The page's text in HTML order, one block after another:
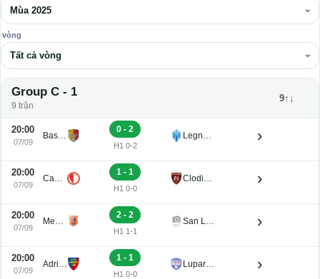
Mùa 2025
vòng
Tất cả vòng
Group C - 1
9 trận
9↑↓
20:00
07/09
Bassano Virtus
0 - 2
H1 0-2
Legnago Salus ›
20:00
07/09
Campodarsego
1 - 1
H1 0-0
Clodiense ›
20:00
07/09
Mestre
2 - 2
H1 1-1
San Luigi ›
20:00
07/09
Adriese
1 - 1
H1 0-0
Luparense ›